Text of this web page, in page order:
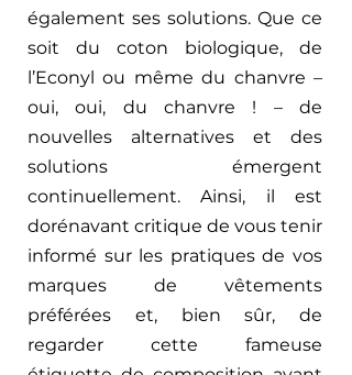
également ses solutions. Que ce
soit du coton biologique, de
l’Econyl ou même du chanvre –
oui, oui, du chanvre ! – de
nouvelles alternatives et des
solutions émergent
continuellement. Ainsi, il est
dorénavant critique de vous tenir
informé sur les pratiques de vos
marques de vêtements
préférées et, bien sûr, de
regarder cette fameuse